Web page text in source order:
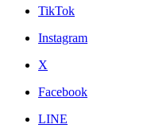
TikTok
Instagram
X
Facebook
LINE